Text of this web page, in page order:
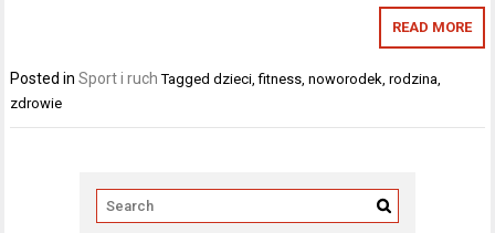
READ MORE
Posted inSport i ruch Taggeddzieci,fitness,noworodek,rodzina,
zdrowie